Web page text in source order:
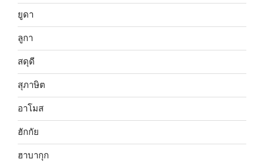
ยูดา
ลูกา
สดุดี
สุภาษิต
อาโมส
ฮักกัย
ฮาบากุก